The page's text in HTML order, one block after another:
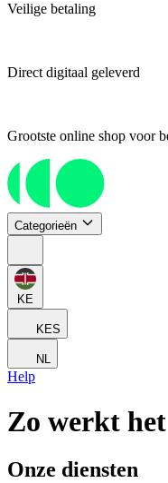
Veilige betaling
Direct digitaal geleverd
Grootste online shop voor
Categorieën
KE
KES
NL
Help
Zo werkt het
Onze diensten